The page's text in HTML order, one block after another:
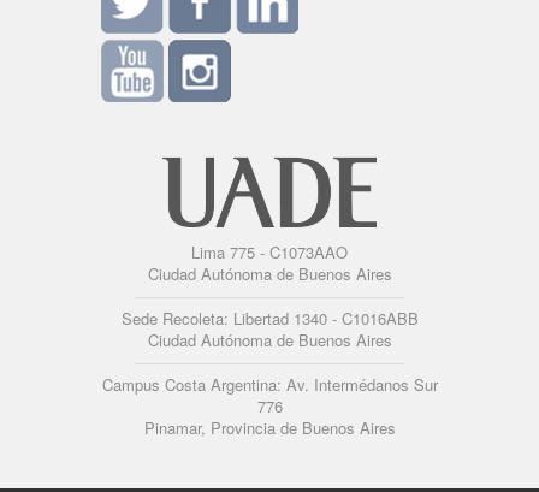
Lima 775 - C1073AAO
Ciudad Autónoma de Buenos Aires
Sede Recoleta: Libertad 1340 - C1016ABB
Ciudad Autónoma de Buenos Aires
Campus Costa Argentina: Av. Intermédanos Sur
776
Pinamar, Provincia de Buenos Aires